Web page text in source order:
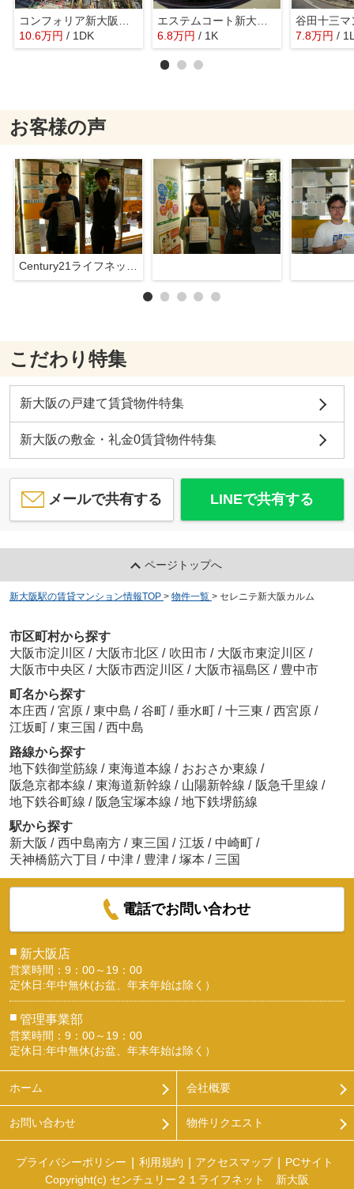
10.6万円 / 1DK
エステムコート新大阪6エキスプレイス
6.8万円 / 1K
谷田十三マ
7.8万円 /
お客様の声
Century21ライフネット新大阪店
こだわり特集
新大阪の戸建て賃貸物件特集
新大阪の敷金・礼金0賃貸物件特集
メールで共有する LINEで共有する
ページトップへ
新大阪駅の賃貸マンション情報TOP > 物件一覧 > セレニテ新大阪カルム
市区町村から探す
大阪市淀川区 / 大阪市北区 / 吹田市 / 大阪市東淀川区 /
大阪市中央区 / 大阪市西淀川区 / 大阪市福島区 / 豊中市
町名から探す
本庄西 / 宮原 / 東中島 / 谷町 / 垂水町 / 十三東 / 西宮原 /
江坂町 / 東三国 / 西中島
路線から探す
地下鉄御堂筋線 / 東海道本線 / おおさか東線 /
阪急京都本線 / 東海道新幹線 / 山陽新幹線 / 阪急千里線 /
地下鉄谷町線 / 阪急宝塚本線 / 地下鉄堺筋線
駅から探す
新大阪 / 西中島南方 / 東三国 / 江坂 / 中崎町 /
天神橋筋六丁目 / 中津 / 豊津 / 塚本 / 三国
電話でお問い合わせ
■ 新大阪店
営業時間：9：00～19：00
定休日:年中無休(お盆、年末年始は除く）
■ 管理事業部
営業時間：9：00～19：00
定休日:年中無休(お盆、年末年始は除く）
ホーム 会社概要
お問い合わせ 物件リクエスト
プライバシーポリシー 利用規約 アクセスマップ
PCサイト
Copyright(c) センチュリー２１ライフネット 新大阪